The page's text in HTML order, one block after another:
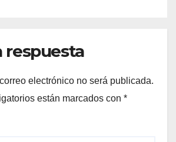
respuesta
electrónico no será publicada.
están marcados con *